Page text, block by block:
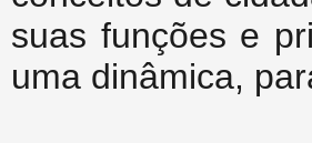
suas funções e
uma dinâmica,